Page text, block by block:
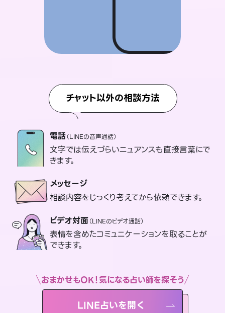
チャット以外の相談方法
電話（LINEの音声通話）
文字では伝えづらいニュアンスも直接言葉にで
きます。
メッセージ
相談内容をじっくり考えてから依頼できます。
ビデオ対面（LINEのビデオ通話）
表情を含めたコミュニケーションを取ることが
できます。
おまかせもOK！気になる占い師を探そう
LINE占いを開く